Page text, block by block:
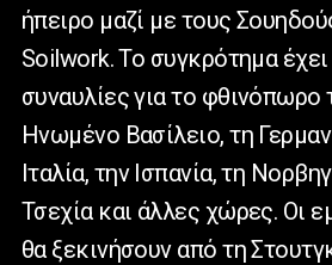
ήπειρο μαζί με τους
Soilwork. Το συγκρότημα
συναυλίες για το φθινόπωρο
Ηνωμένο Βασίλειο, τη
Ιταλία, την Ισπανία, τη
Τσεχία και άλλες χώρες. Οι
θα ξεκινήσουν από τη